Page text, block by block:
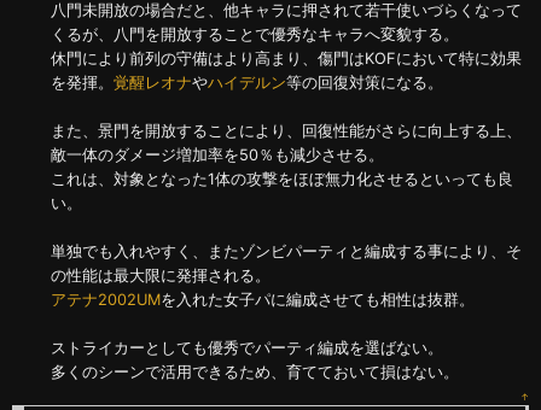
八門未開放の場合だと、他キャラに押されて若干使いづらくなって
くるが、八門を開放することで優秀なキャラへ変貌する。
休門により前列の守備はより高まり、傷門はKOFにおいて特に効果
を発揮。 覚醒レオナやハイデルン等の回復対策になる。
また、景門を開放することにより、回復性能がさらに向上する上、
敵一体のダメージ増加率を50％も減少させる。
これは、対象となった1体の攻撃をほぼ無力化させるといっても良
い。
単独でも入れやすく、またゾンビパーティと編成する事により、そ
の性能は最大限に発揮される。
アテナ2002UMを入れた女子パに編成させても相性は抜群。
ストライカーとしても優秀でパーティ編成を選ばない。
多くのシーンで活用できるため、育てておいて損はない。
↑